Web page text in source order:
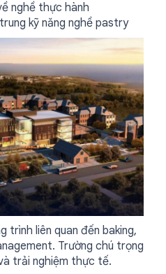
nghề thực hành
kỹ năng nghề pastry
trình liên quan đến baking,
Trường chú trọng
trải nghiệm thực tế.